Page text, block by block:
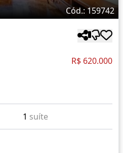
Cód.: 159742
R$ 620.000
1 suíte